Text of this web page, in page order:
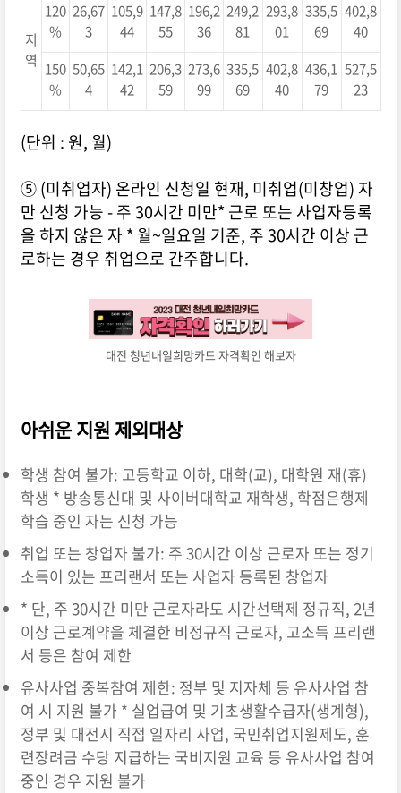
지
역
120
%
26,67
3
105,9
44
147,8
55
196,2
36
249,2
81
293,8
01
335,5
69
402,8
40
150
%
50,65
4
142,1
42
206,3
59
273,6
99
335,5
69
402,8
40
436,1
79
527,5
23
(단위 : 원, 월)
⑤ (미취업자) 온라인 신청일 현재, 미취업(미창업) 자
만 신청 가능 - 주 30시간 미만* 근로 또는 사업자등록
을 하지 않은 자 * 월~일요일 기준, 주 30시간 이상 근
로하는 경우 취업으로 간주합니다.
대전 청년내일희망카드 자격확인 해보자
아쉬운 지원 제외대상
학생 참여 불가: 고등학교 이하, 대학(교), 대학원 재(휴)
학생 * 방송통신대 및 사이버대학교 재학생, 학점은행제
학습 중인 자는 신청 가능
취업 또는 창업자 불가: 주 30시간 이상 근로자 또는 정기
소득이 있는 프리랜서 또는 사업자 등록된 창업자
* 단, 주 30시간 미만 근로자라도 시간선택제 정규직, 2년
이상 근로계약을 체결한 비정규직 근로자, 고소득 프리랜
서 등은 참여 제한
유사사업 중복참여 제한: 정부 및 지자체 등 유사사업 참
여 시 지원 불가 * 실업급여 및 기초생활수급자(생계형),
정부 및 대전시 직접 일자리 사업, 국민취업지원제도, 훈
련장려금 수당 지급하는 국비지원 교육 등 유사사업 참여
중인 경우 지원 불가